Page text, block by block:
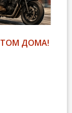
ДОМА!